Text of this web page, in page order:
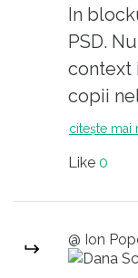
decat
Un alt
de
ne faca
In
PSD.
context
copii
citește
Like 0
@ Ion